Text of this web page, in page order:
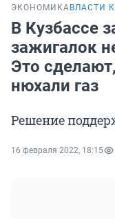
ЭКОНОМИКА ВЛАСТИ
В Кузбассе
зажигалок
Это
нюхали газ
Решение
16 февраля 2022, 18:15